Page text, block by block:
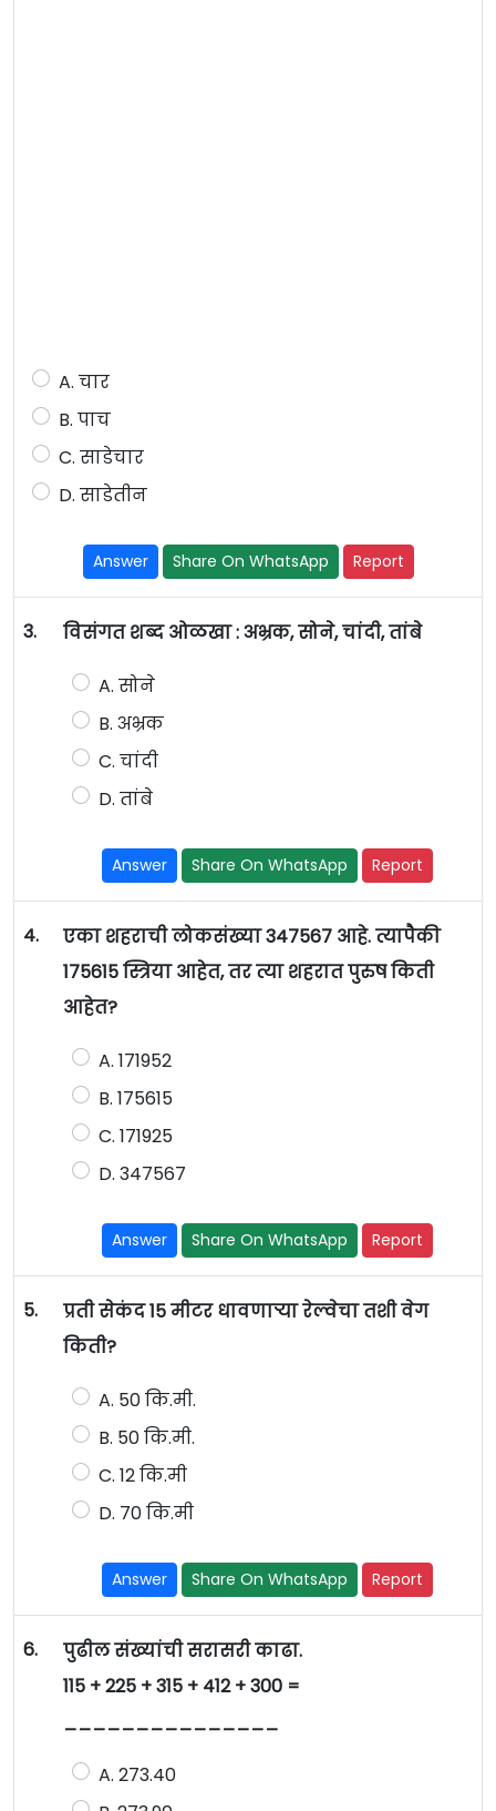
A. चार
B. पाच
C. साडेचार
D. साडेतीन
Answer Share On WhatsApp Report
3. विसंगत शब्द ओळखा : अभ्रक, सोने, चांदी, तांबे
A. सोने
B. अभ्रक
C. चांदी
D. तांबे
Answer Share On WhatsApp Report
4.
एका शहराची लोकसंख्या 347567 आहे. त्यापैकी
175615 स्त्रिया आहेत, तर त्या शहरात पुरुष किती
आहेत?
A. 171952
B. 175615
C. 171925
D. 347567
Answer Share On WhatsApp Report
5.
प्रती सेकंद 15 मीटर धावणाऱ्या रेल्वेचा तशी वेग
किती?
A. 50 कि.मी.
B. 50 कि.मी.
C. 12 कि.मी
D. 70 कि.मी
Answer Share On WhatsApp Report
6.
पुढील संख्यांची सरासरी काढा.
115 + 225 + 315 + 412 + 300 =
_______________
A. 273.40